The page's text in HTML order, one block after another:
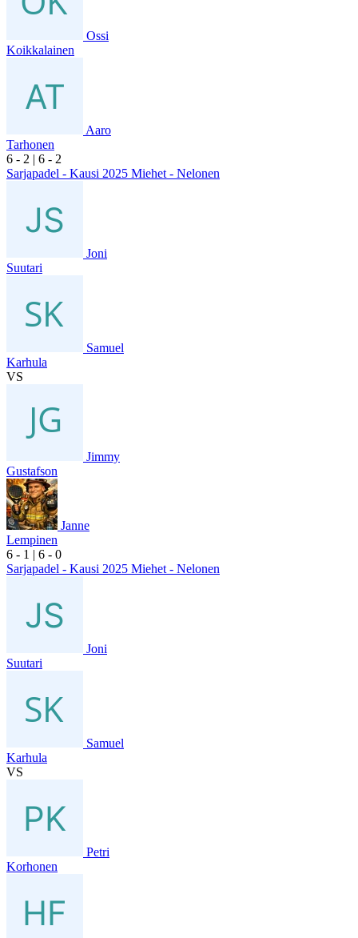
Ossi
Koikkalainen
Aaro
Tarhonen
6 - 2 | 6 - 2
Sarjapadel - Kausi 2025 Miehet - Nelonen
Joni
Suutari
Samuel
Karhula
VS
Jimmy
Gustafson
Janne
Lempinen
6 - 1 | 6 - 0
Sarjapadel - Kausi 2025 Miehet - Nelonen
Joni
Suutari
Samuel
Karhula
VS
Petri
Korhonen